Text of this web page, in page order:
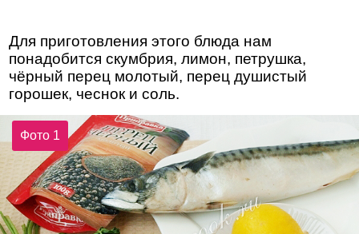
Для приготовления этого блюда нам
понадобится скумбрия, лимон, петрушка,
чёрный перец молотый, перец душистый
горошек, чеснок и соль.
Фото 1